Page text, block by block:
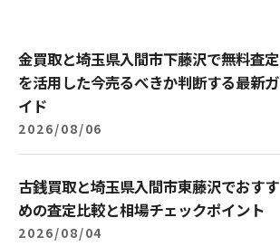
金買取と埼玉県入間市下藤沢で無料査定
を活用した今売るべきか判断する最新ガ
イド
2026/08/06
古銭買取と埼玉県入間市東藤沢でおすす
めの査定比較と相場チェックポイント
2026/08/04